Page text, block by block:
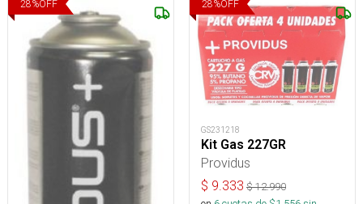
28%OFF 28%OFF
GS231218
Kit Gas 227GR
Providus
$ 9.333 $12.990